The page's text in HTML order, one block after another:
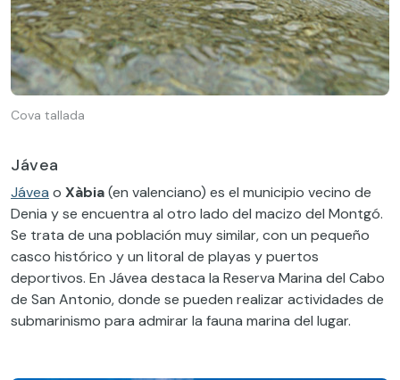
Cova tallada
Jávea
Jávea o Xàbia(en valenciano) es el municipio vecino de
Denia y se encuentra al otro lado del macizo del Montgó.
Se trata de una población muy similar, con un pequeño
casco histórico y un litoral de playas y puertos
deportivos. En Jávea destaca la Reserva Marina del Cabo
de San Antonio, donde se pueden realizar actividades de
submarinismo para admirar la fauna marina del lugar.